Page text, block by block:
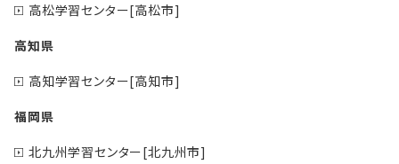
高松学習センター[高松市]
高知県
高知学習センター[高知市]
福岡県
北九州学習センター[北九州市]